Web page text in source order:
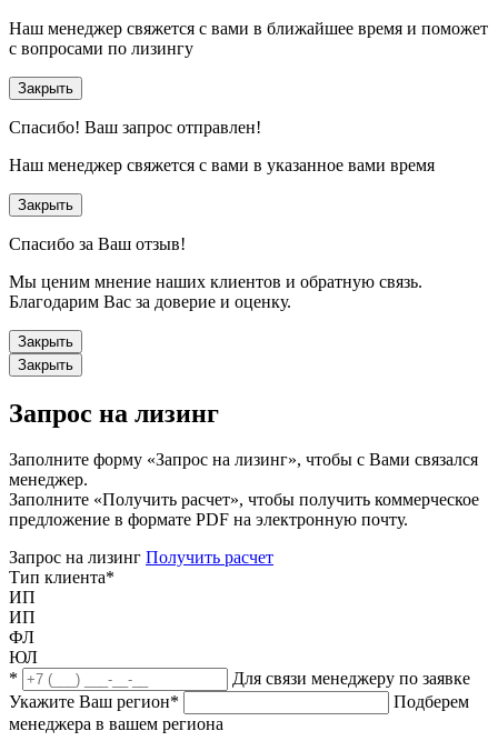
Наш менеджер свяжется с вами в ближайшее время и поможет
с вопросами по лизингу
Закрыть
Спасибо! Ваш запрос отправлен!
Наш менеджер свяжется с вами в указанное вами время
Закрыть
Спасибо за Ваш отзыв!
Мы ценим мнение наших клиентов и обратную связь.
Благодарим Вас за доверие и оценку.
Закрыть
Закрыть
Запрос на лизинг
Заполните форму «Запрос на лизинг», чтобы с Вами связался
менеджер.
Заполните «Получить расчет», чтобы получить коммерческое
предложение в формате PDF на электронную почту.
Запрос на лизинг Получить расчет
Тип клиента*
ИП
ИП
ФЛ
ЮЛ
*
Для связи менеджеру по заявке
Укажите Ваш регион*
Подберем
менеджера в вашем региона